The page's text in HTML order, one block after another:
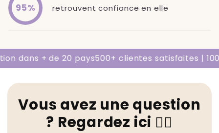
95% retrouvent confiance en elle
dans + de 20 pays500+ clientes satisfaites |
Vous avez une question
? Regardez ici 👇🏻